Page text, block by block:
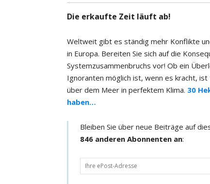
Die erkaufte Zeit läuft ab!
Weltweit gibt es ständig mehr Konflikte
in Europa. Bereiten Sie sich auf die
Systemzusammenbruchs vor! Ob ein
Ignoranten möglich ist, wenn es kracht,
über dem Meer in perfektem Klima. 30
haben…
Bleiben Sie über neue Beiträge auf
846 anderen Abonnenten an:
e